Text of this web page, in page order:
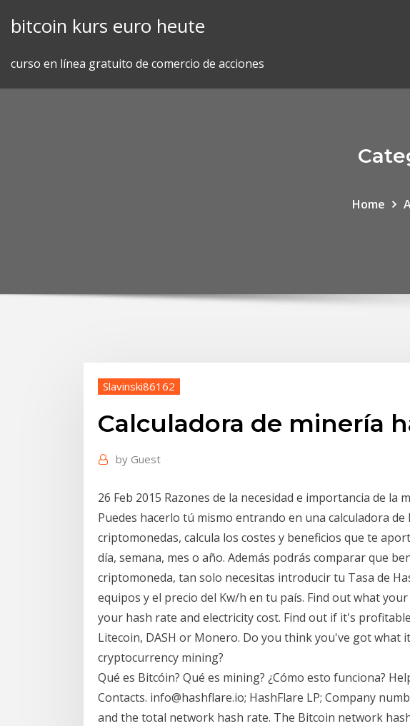
bitcoin kurs euro heute
curso en línea gratuito de comercio de acciones
Home
Slavinski86162
Calculadora de minería
by Guest
26 Feb 2015 Razones de la necesidad e importancia de la
Puedes hacerlo tú mismo entrando en una calculadora
criptomonedas, calcula los costes y beneficios que te
día, semana, mes o año. Además podrás comparar que
criptomoneda, tan solo necesitas introducir tu Tasa de
equipos y el precio del Kw/h en tu país. Find out what
your hash rate and electricity cost. Find out if it's
Litecoin, DASH or Monero. Do you think you've got
cryptocurrency mining?
Qué es Bitcóin? Qué es mining? ¿Cómo esto funciona?
Contacts. info@hashflare.io; HashFlare LP; Company
and the total network hash rate. The Bitcoin network